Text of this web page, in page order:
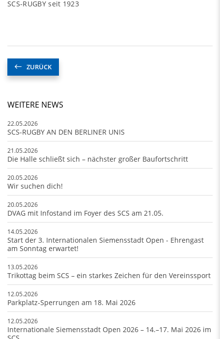
SCS-RUGBY seit 1923
ZURÜCK
WEITERE NEWS
22.05.2026
SCS-RUGBY AN DEN BERLINER UNIS
21.05.2026
Die Halle schließt sich – nächster großer Baufortschritt
20.05.2026
Wir suchen dich!
20.05.2026
DVAG mit Infostand im Foyer des SCS am 21.05.
14.05.2026
Start der 3. Internationalen Siemensstadt Open - Ehrengast
am Sonntag erwartet!
13.05.2026
Trikottag beim SCS – ein starkes Zeichen für den Vereinssport
12.05.2026
Parkplatz-Sperrungen am 18. Mai 2026
12.05.2026
Internationale Siemensstadt Open 2026 – 14.–17. Mai 2026 im